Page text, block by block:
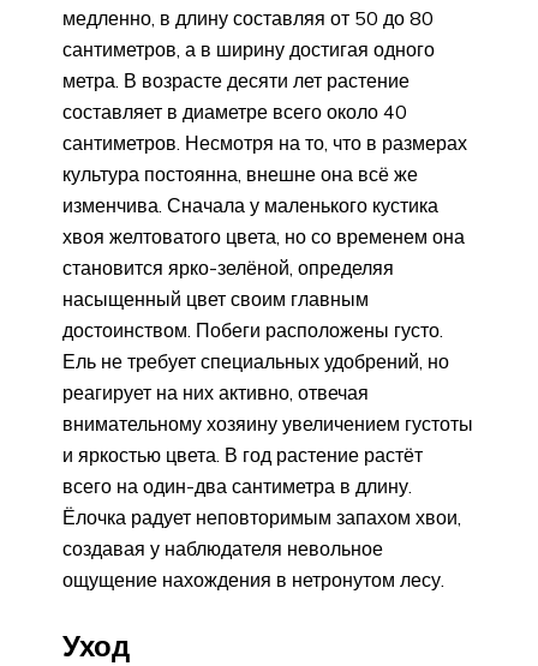
медленно, в длину составляя от 50 до 80
сантиметров, а в ширину достигая одного
метра. В возрасте десяти лет растение
составляет в диаметре всего около 40
сантиметров. Несмотря на то, что в размерах
культура постоянна, внешне она всё же
изменчива. Сначала у маленького кустика
хвоя желтоватого цвета, но со временем она
становится ярко-зелёной, определяя
насыщенный цвет своим главным
достоинством. Побеги расположены густо.
Ель не требует специальных удобрений, но
реагирует на них активно, отвечая
внимательному хозяину увеличением густоты
и яркостью цвета. В год растение растёт
всего на один-два сантиметра в длину.
Ёлочка радует неповторимым запахом хвои,
создавая у наблюдателя невольное
ощущение нахождения в нетронутом лесу.
Уход